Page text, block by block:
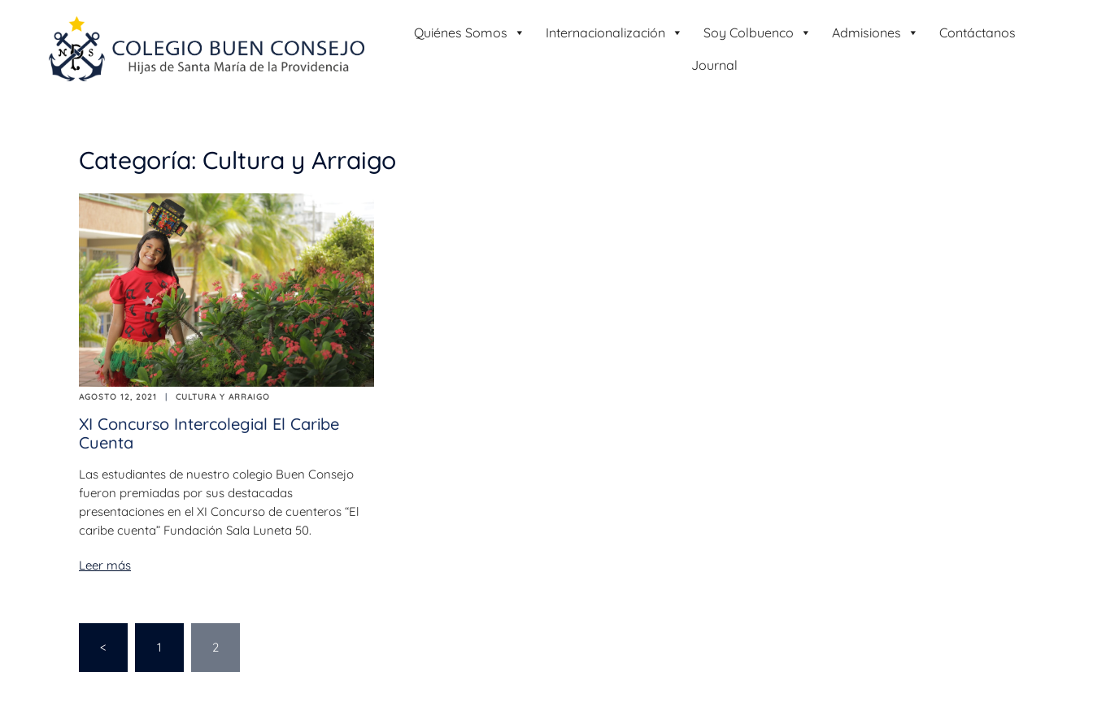
Quiénes Somos Internacionalización Soy Colbuenco Admisiones
Contáctanos
Journal
Categoría: Cultura y Arraigo
AGOSTO 12, 2021 CULTURA Y ARRAIGO
XI Concurso Intercolegial El Caribe
Cuenta
Las estudiantes de nuestro colegio Buen Consejo
fueron premiadas por sus destacadas
presentaciones en el XI Concurso de cuenteros “El
caribe cuenta” Fundación Sala Luneta 50.
Leer más
< 1 2